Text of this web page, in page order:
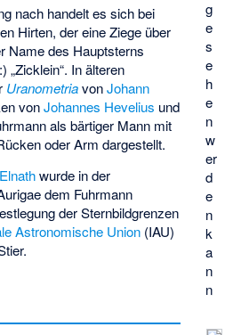
g
e
s
e
h
e
n
w
er
d
e
n
k
a
n
n
nach handelt es sich bei
Hirten, der eine Ziege über
Name des Hauptsterns
„Zicklein“. In älteren
UranometriavonJohann
vonJohannes Hevelius und
als bärtiger Mann mit
oder Arm dargestellt.
Elnathwurde in der
dem Fuhrmann
der Sternbildgrenzen
Astronomische Union (IAU)